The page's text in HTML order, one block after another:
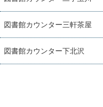
図書館カウンター三軒茶屋
図書館カウンター下北沢